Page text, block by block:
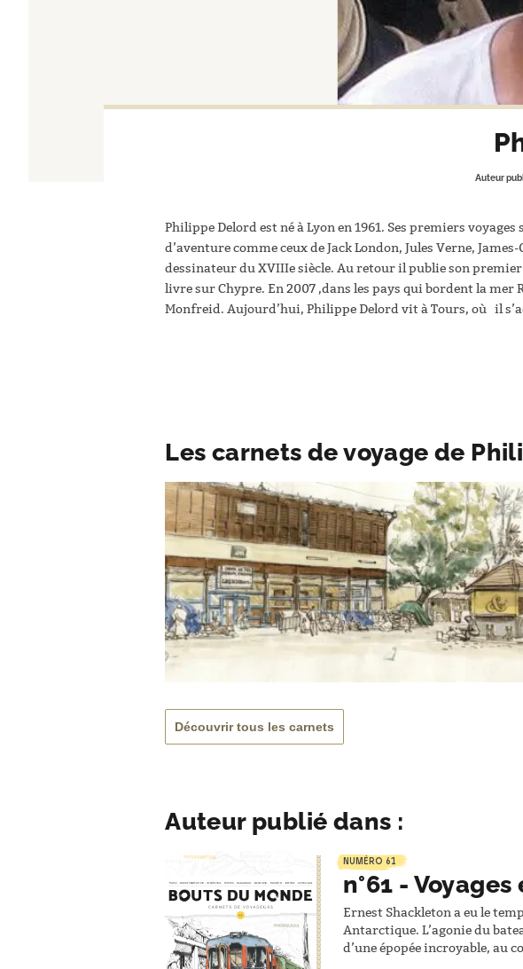
Auteur
Philippe Delord est né à Lyon en 1961. Ses premiers
d’aventure comme ceux de Jack London, Jules Verne,
dessinateur du XVIIIe siècle. Au retour il publie son
livre sur Chypre. En 2007 ,dans les pays qui bordent la
Monfreid. Aujourd’hui, Philippe Delord vit à Tours, où il
Les carnets de voyage de
Découvrir tous les carnets
Auteur publié dans :
NUMÉRO 61
n°61 -
Ernest Shackleton a eu le
Antarctique. L’agonie du
d’une épopée incroyable, au